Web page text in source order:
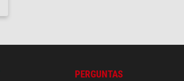
PERGUNTAS